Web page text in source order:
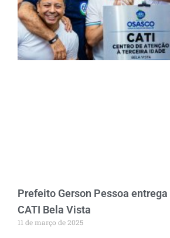
Prefeito Gerson Pessoa
CATI Bela Vista
11 de março de 2025